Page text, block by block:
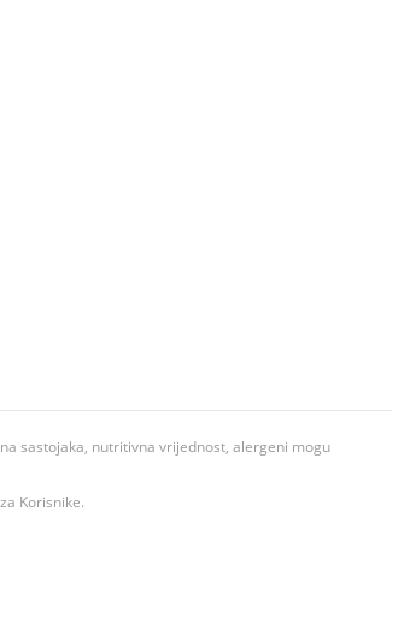
sastojaka, nutritivna vrijednost, alergeni mogu
Korisnike.